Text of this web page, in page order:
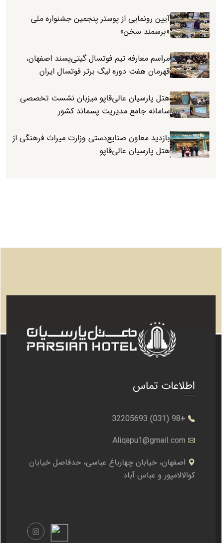
آیین رونمایی از پوستر پنجمین جشنواره ملی
«برسمند سخن»
مراسم معارفه تیم فوتسال گیتی‌پسند اصفهان،
قهرمان هفت دوره لیگ برتر فوتسال ایران
هتل پارسیان عالی‌قاپو میزبان نشست تخصصی
سامانه جامع مدیریت پسماند کشور
بازدید معاون صنایع‌دستی وزارت میراث فرهنگی از
هتل پارسیان عالی‌قاپو
اطلاعات تماس
+98 (031) 32205693
Aliqapu1@gmail.com
اصفهان، خیابان چهارباغ عباسی، حدفاصل خیابان
کوالالامپور و عباس آباد